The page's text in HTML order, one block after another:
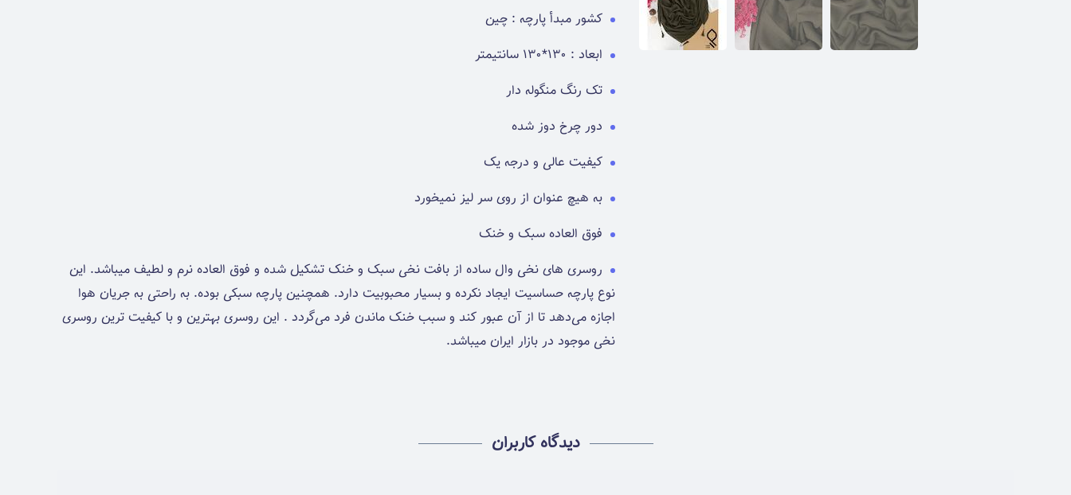
کشور مبدأ پارچه : چین
ابعاد : 130*130 سانتیمتر
تک رنگ منگوله دار
دور چرخ دوز شده
کیفیت عالی و درجه یک
به هیچ عنوان از روی سر لیز نمیخورد
فوق العاده سبک و خنک
روسری های نخی وال ساده از بافت نخی سبک و خنک تشکیل شده و فوق العاده نرم و لطیف میباشد. این
نوع پارچه حساسیت ایجاد نکرده و بسیار محبوبیت دارد. همچنین پارچه سبکی بوده. به راحتی به جریان هوا
اجازه می‌دهد تا از آن عبور کند و سبب خنک ماندن فرد می‌گردد . این روسری بهترین و با کیفیت ترین روسری
نخی موجود در بازار ایران میباشد.
دیدگاه کاربران